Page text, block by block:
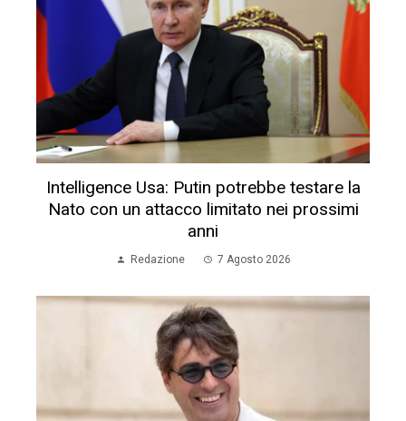
Intelligence Usa: Putin potrebbe testare la
Nato con un attacco limitato nei prossimi
anni
Redazione 7 Agosto 2026